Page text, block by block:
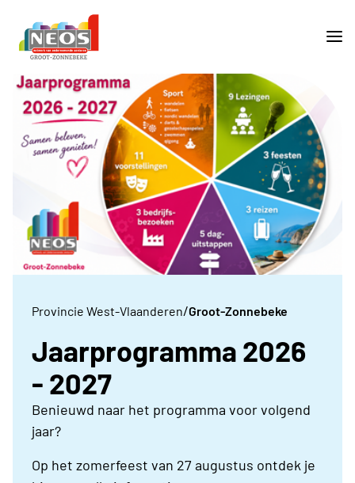
Provincie West-Vlaanderen/Groot-Zonnebeke
Jaarprogramma 2026
- 2027
Benieuwd naar het programma voor volgend
jaar?
Op het zomerfeest van 27 augustus ontdek je